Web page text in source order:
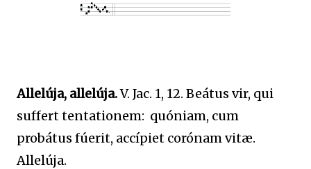
Allelúja, allelúja.V. Jac. 1, 12. Beátus vir, qui
suffert tentationem: quóniam, cum
probátus fúerit, accípiet corónam vitæ.
Allelúja.